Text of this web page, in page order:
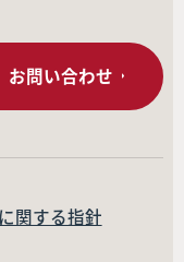
お問い合わせ
関する指針